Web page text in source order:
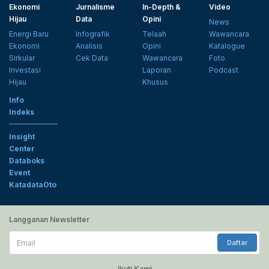
Ekonomi
Hijau
Energi Baru
Ekonomi
Sirkular
Investasi
Hijau
Jurnalisme
Data
Infografik
Analisis
Cek Data
In-Depth &
Opini
Telaah
Opini
Wawancara
Laporan
Khusus
Video
News
Wawancara
Katalogue
Foto
Podcast
Info
Indeks
Insight
Center
Databoks
Event
KatadataOto
Langganan Newsletter
Email
Daftar